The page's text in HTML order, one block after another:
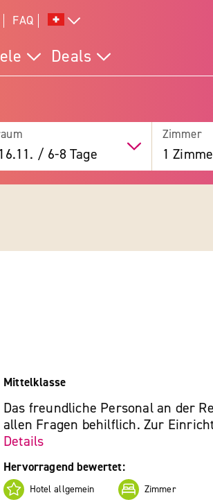
FAQ
Deals
16.11. / 6-8 Tage
Zimmer
1
Mittelklasse
Das freundliche Personal an der
allen Fragen behilflich. Zur
Details
Hervorragend bewertet:
Hotel allgemein Zimmer